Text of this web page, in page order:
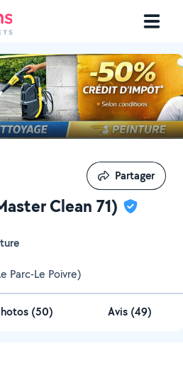
Clean 71)
Parc-Le Poivre)
Partager
Partager
(50) Avis (49)